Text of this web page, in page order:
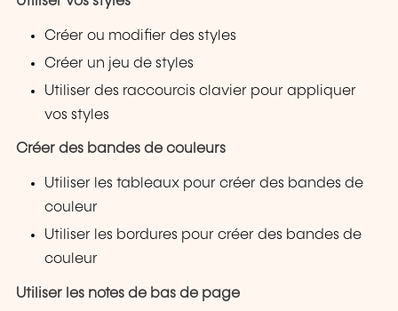
Créer ou modifier des styles
Créer un jeu de styles
Utiliser des raccourcis clavier pour appliquer
vos styles
Créer des bandes de couleurs
Utiliser les tableaux pour créer des bandes de
couleur
Utiliser les bordures pour créer des bandes de
couleur
Utiliser les notes de bas de page